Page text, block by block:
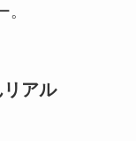
アル